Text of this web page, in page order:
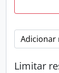
Adicionar
Limitar